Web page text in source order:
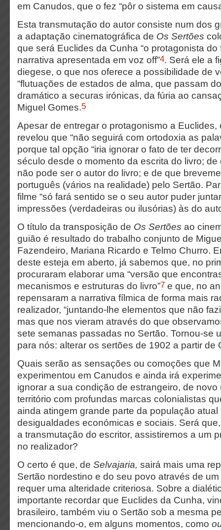
em Canudos, que o fez “pôr o sistema em
Esta transmutação do autor consiste num dos
a adaptação cinematográfica de Os Sertões
que será Euclides da Cunha “o protagonista do
narrativa apresentada em voz off”4. Será ele a
diegese, o que nos oferece a possibilidade de
“flutuações de estados de alma, que passam
dramático a securas irónicas, da fúria ao
Miguel Gomes.5
Apesar de entregar o protagonismo a Euclides,
revelou que “não seguirá com ortodoxia as
porque tal opção “iria ignorar o fato de ter
século desde o momento da escrita do livro; de
não pode ser o autor do livro; e de que
português (vários na realidade) pelo Sertão.
filme “só fará sentido se o seu autor puder
impressões (verdadeiras ou ilusórias) às do
O título da transposição de Os Sertões ao
guião é resultado do trabalho conjunto de
Fazendeiro, Mariana Ricardo e Telmo Churro.
deste esteja em aberto, já sabemos que, no
procuraram elaborar uma “versão que
mecanismos e estruturas do livro”7 e que, no
repensaram a narrativa fílmica de forma mais
realizador, “juntando-lhe elementos que não
mas que nos vieram através do que
sete semanas passadas no Sertão. Tornou-se
para nós: alterar os sertões de 1902 a partir de
Quais serão as sensações ou comoções que
experimentou em Canudos e ainda irá
ignorar a sua condição de estrangeiro, de
território com profundas marcas colonialistas
ainda atingem grande parte da população
desigualdades económicas e sociais. Será
a transmutação do escritor, assistiremos a um
no realizador?
O certo é que, de Selvajaria, sairá mais uma
Sertão nordestino e do seu povo através de
requer uma alteridade criteriosa. Sobre a
importante recordar que Euclides da Cunha,
brasileiro, também viu o Sertão sob a mesma
mencionando-o, em alguns momentos, como